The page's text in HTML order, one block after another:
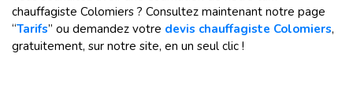
chauffagiste Colomiers ? Consultez maintenant notre page
“Tarifs” ou demandez votre devis chauffagiste Colomiers,
gratuitement, sur notre site, en un seul clic !